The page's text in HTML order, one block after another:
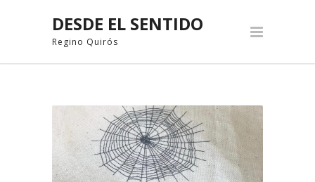
DESDE EL SENTIDO
Regino Quirós